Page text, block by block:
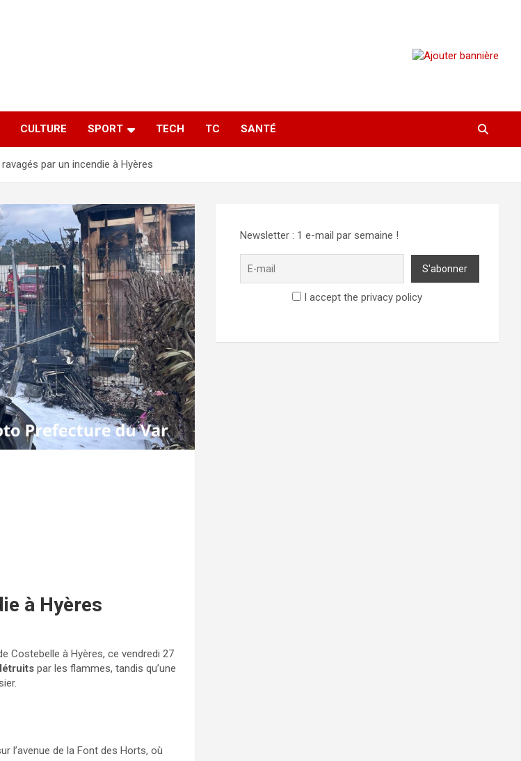
CULTURE SPORT TECH TC SANTÉ
par un incendie à Hyères
à Hyères
Costebelle à Hyères, ce vendredi 27
par les flammes, tandis qu’une
l’avenue de la Font des Horts, où
Newsletter : 1 e-mail par semaine !
I accept the privacy policy